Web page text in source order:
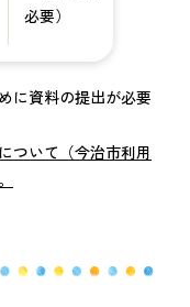
必要）
に資料の提出が必要
ついて（今治市利用